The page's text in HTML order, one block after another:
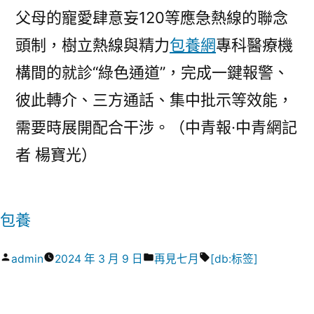
父母的寵愛肆意妄120等應急熱線的聯念
頭制，樹立熱線與精力包養網專科醫療機
構間的就診“綠色通道”，完成一鍵報警、
彼此轉介、三方通話、集中批示等效能，
需要時展開配合干涉。（中青報·中青網記
者 楊寶光）
包養
作
admin 2024 年 3 月 9 日
分
再見七月
標
[db:标签]